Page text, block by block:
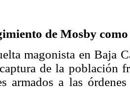
de Mosby
magonista en Baja
de la población
armados a las